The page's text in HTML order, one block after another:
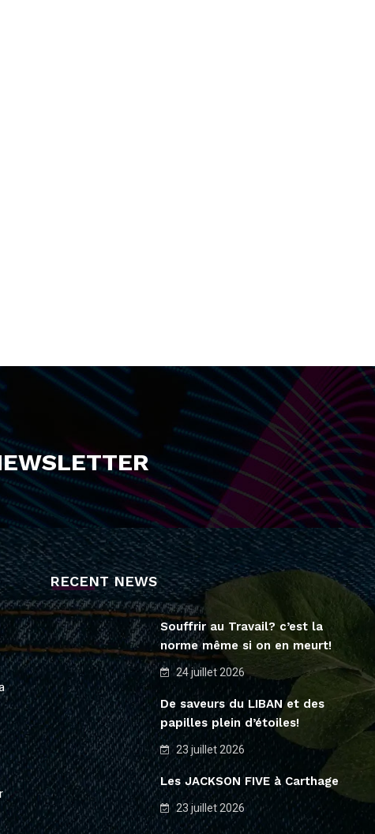
RECENT NEWS
Souffrir au Travail? c’est la
norme même si on en meurt!
24 juillet 2026
De saveurs du LIBAN et des
papilles plein d’étoiles!
23 juillet 2026
Les JACKSON FIVE à Carthage
23 juillet 2026